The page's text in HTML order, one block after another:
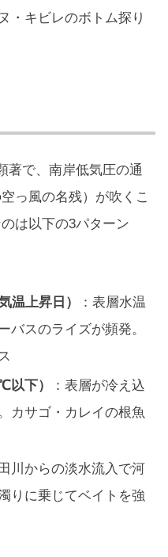
・キビレのボトム探り
著で、南岸低気圧の通
っ風の名残）が吹くこ
は以下の3パターン
温上昇日）
：表層水温
バスのライズが頻発。
以下）
：表層が冷え込
カサゴ・カレイの根魚
川からの淡水流入で河
りに乗じてベイトを強